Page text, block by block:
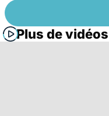
Plus de vidéos